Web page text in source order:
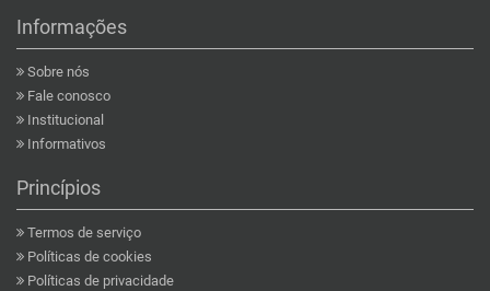
Informações
Sobre nós
Fale conosco
Institucional
Informativos
Princípios
Termos de serviço
Políticas de cookies
Políticas de privacidade